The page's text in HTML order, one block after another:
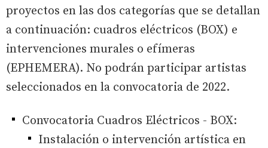
proyectos en las dos categorías que se detallan
a continuación: cuadros eléctricos (BOX) e
intervenciones murales o efímeras
(EPHEMERA). No podrán participar artistas
seleccionados en la convocatoria de 2022.
Convocatoria Cuadros Eléctricos - BOX:
Instalación o intervención artística en